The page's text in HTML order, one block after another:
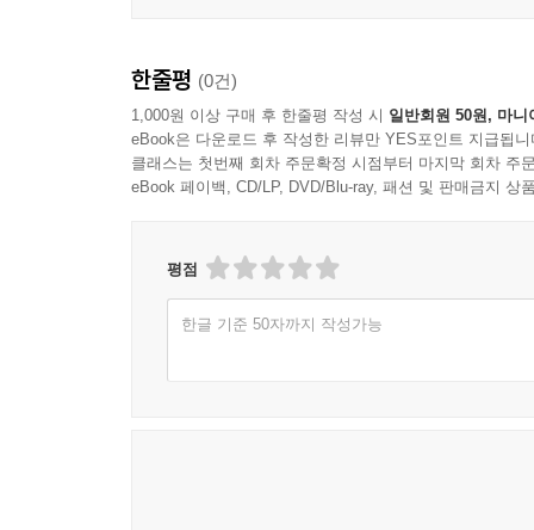
인간이 생명의 설계도를 읽고, 자르고, 다시 쓸
맞춤아기는 먼 미래의 이야기가 아니다. 〈벙
되는가라는 질문으로. 복제인간의 인권, 유전자
비평이라는 서로 다른 형식을 통해 하나의 근본
한줄평 (0건)
1,000원 이상 구매 후 한줄평 작성 시 일반회원 50원, 마니
eBook은 다운로드 후 작성한 리뷰만 YES포인트 지급됩니
클래스는 첫번째 회차 주문확정 시점부터 마지막 회차 주
eBook 페이백, CD/LP, DVD/Blu-ray, 패션 및 판매금지 상
평점
한글 기준 50자까지 작성가능